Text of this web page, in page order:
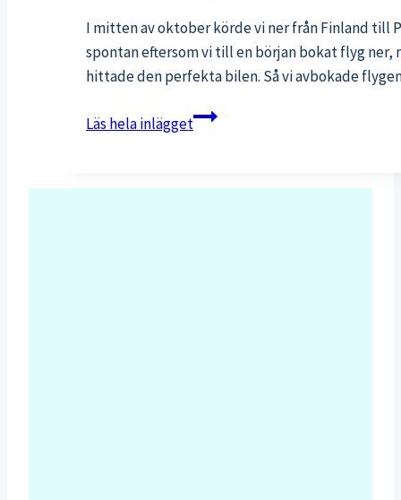
I mitten av oktober körde vi ner från Finland till
spontan eftersom vi till en början bokat flyg ner,
hittade den perfekta bilen. Så vi avbokade
Läs hela inläggetVlogg:
Finland